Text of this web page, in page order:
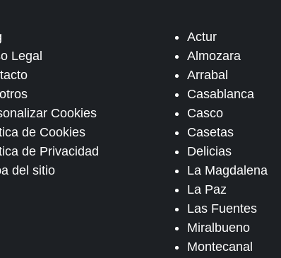
Legal
Cookies
de Cookies
de Privacidad
del sitio
Actur
Almozara
Arrabal
Casablanca
Casco
Casetas
Delicias
La Magdalena
La Paz
Las Fuentes
Miralbueno
Montecanal